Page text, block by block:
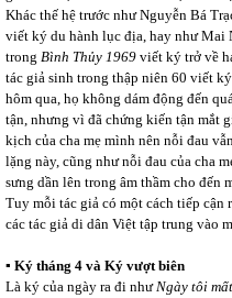
Khác thế hệ trước như Nguyễn Bá
viết ký du hành lục địa, hay như Mai
trong Bình Thủy 1969 viết ký trở về
tác giả sinh trong thập niên 60 viết
hôm qua, họ không dám động đến
tận, nhưng vì đã chứng kiến tận mắt
kịch của cha mẹ mình nên nỗi đau
lặng này, cũng như nỗi đau của cha
sưng dần lên trong âm thầm cho đến
Tuy mỗi tác giả có một cách tiếp
các tác giả di dân Việt tập trung vào
▪ Ký tháng 4 và Ký vượt biên
Là ký của ngày ra đi nhưNgày tôi